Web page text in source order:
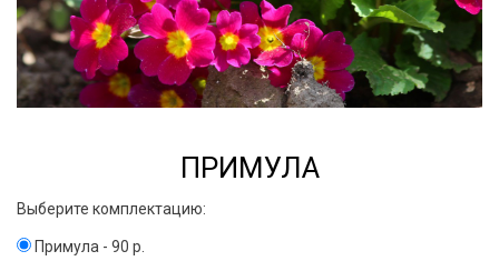
ПРИМУЛА
Выберите комплектацию:
Примула - 90 р.